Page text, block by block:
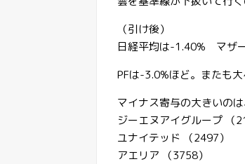
（引け後）
日経平均は-1.40% マザ
PFは-3.0%ほど。またも
マイナス寄与の大きいのは
ジーエヌアイグループ （
ユナイテッド （2497）
アエリア （3758）